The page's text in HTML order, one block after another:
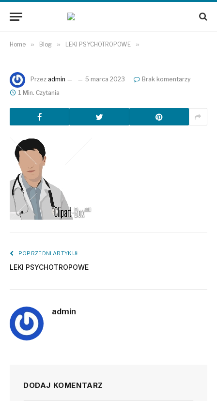
Home » Blog » LEKI PSYCHOTROPOWE »
Przez admin 5 marca 2023
Brak komentarzy
1 Min. Czytania
POPRZEDNI ARTYKUŁ
LEKI PSYCHOTROPOWE
admin
DODAJ KOMENTARZ